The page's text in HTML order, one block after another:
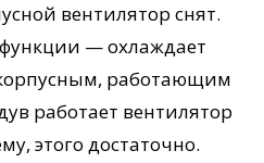
вентилятор снят.
— охлаждает
работающим
работает вентилятор
этого достаточно.